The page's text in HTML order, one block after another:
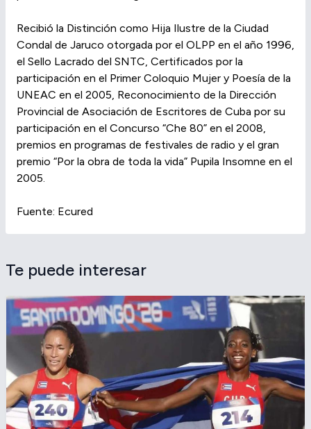
Recibió la Distinción como Hija Ilustre de la Ciudad
Condal de Jaruco otorgada por el OLPP en el año 1996,
el Sello Lacrado del SNTC, Certificados por la
participación en el Primer Coloquio Mujer y Poesía de la
UNEAC en el 2005, Reconocimiento de la Dirección
Provincial de Asociación de Escritores de Cuba por su
participación en el Concurso “Che 80” en el 2008,
premios en programas de festivales de radio y el gran
premio “Por la obra de toda la vida” Pupila Insomne en el
2005.
Fuente: Ecured
Te puede interesar